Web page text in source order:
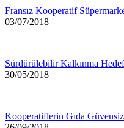
Fransız Kooperatif
03/07/2018
Sürdürülebilir Kalkınma
30/05/2018
Kooperatiflerin Gıda